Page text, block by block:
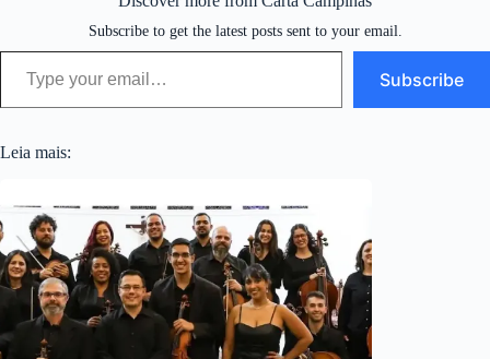
Subscribe to get the latest posts sent to your email.
Type your email…
Subscribe
Leia mais: